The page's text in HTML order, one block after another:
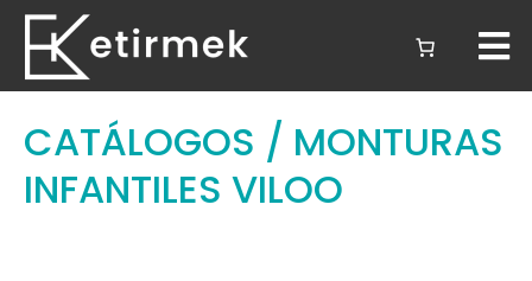
CATÁLOGOS / MONTURAS
INFANTILES VILOO